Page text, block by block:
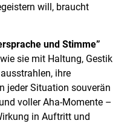
will, braucht
und Stimme”
sie mit Haltung, Gestik
ihre
jeder Situation souverän
voller Aha-Momente –
in Auftritt und